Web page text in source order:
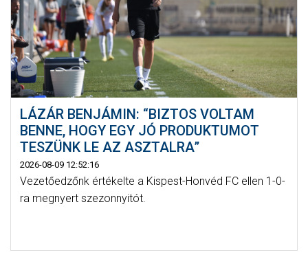
GALÉRIA
SZURKOLÓI ÉLMÉNYEK
SAJTÓ
LÁZÁR BENJÁMIN: “BIZTOS VOLTAM
BENNE, HOGY EGY JÓ PRODUKTUMOT
TESZÜNK LE AZ ASZTALRA”
2026-08-09 12:52:16
Vezetőedzőnk értékelte a Kispest-Honvéd FC ellen 1-0-
ra megnyert szezonnyitót.